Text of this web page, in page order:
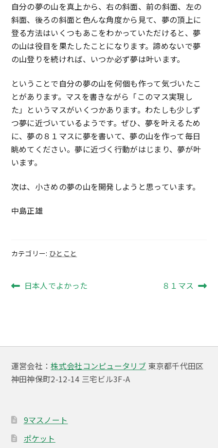
自分の夢の山を真上から、右の斜面、前の斜面、左の
斜面、後ろの斜面と色んな角度から見て、夢の頂上に
登る方法はいくつもあこをわかっていただけると、夢
の山は役目を果たしたことになります。諦めないで夢
の山登りを続ければ、いつか必ず夢は叶います。
ということで自分の夢の山を何個も作って気づいたこ
とがあります。マスを書きながら「このマス実現し
た」というマスがいくつかあります。わたしも少しず
つ夢に近づいているようです。ぜひ、夢を叶えるため
に、夢の８１マスに夢を書いて、夢の山を作って毎日
眺めてください。夢に近づく行動がはじまり、夢が叶
います。
次は、小さめの夢の山を開発しようと思っています。
中島正雄
カテゴリー: ひとこと
投
ビ
ゲ
ー
ョ
ン
前
日本人でよかった
次
８１マス
運営会社：株式会社コンピュータリブ 東京都千代田区
神田神保町2-12-14 三宅ビル3F-A
9マスノート
ポケット